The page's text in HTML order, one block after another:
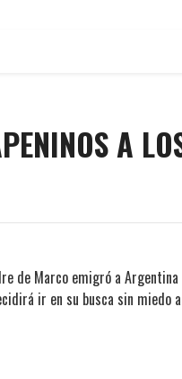
A
de Marco emigró a
ir en su busca sin miedo